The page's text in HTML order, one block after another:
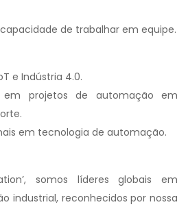
de trabalhar em equipe.
e Indústria 4.0.
em projetos de automação em
em tecnologia de automação.
somos líderes globais em
industrial, reconhecidos por nossa